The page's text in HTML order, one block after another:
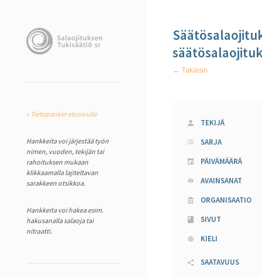
« Tietopankin etusivulle
Hankkeita voi järjestää työn
nimen, vuoden, tekijän tai
rahoituksen mukaan
klikkaamalla lajiteltavan
sarakkeen otsikkoa.
Hankkeita voi hakea esim.
hakusanalla salaoja tai
nitraatti.
← Takaisin
TEKIJÄ
SARJA
PÄIVÄMÄÄRÄ
AVAINSANAT
ORGANISAATIO
SIVUT
KIELI
SAATAVUUS